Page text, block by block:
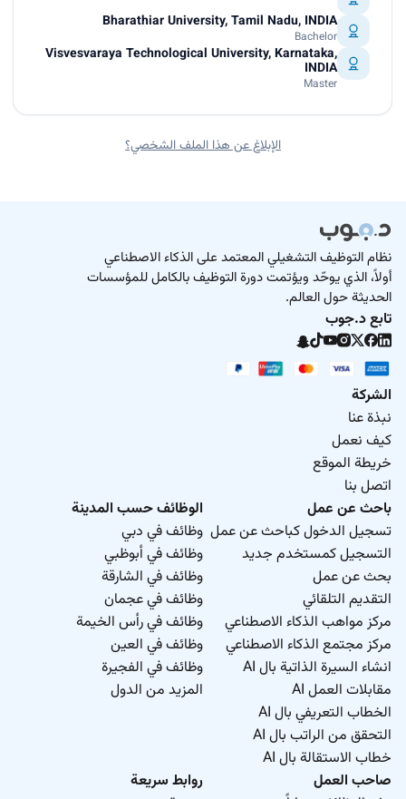
Bharathiar University, Tamil Nadu, INDIA
Bachelor
Visvesvaraya Technological University, Karnataka,
INDIA
Master
الإبلاغ عن هذا الملف الشخصي؟
نظام التوظيف التشغيلي المعتمد على الذكاء الاصطناعي
أولاً، الذي يوحّد ويؤتمت دورة التوظيف بالكامل للمؤسسات
الحديثة حول العالم.
تابع د.جوب
الشركة
نبذة عنا
كيف نعمل
خريطة الموقع
اتصل بنا
باحث عن عمل
تسجيل الدخول كباحث عن عمل
التسجيل كمستخدم جديد
بحث عن عمل
التقديم التلقائي
مركز مواهب الذكاء الاصطناعي
مركز مجتمع الذكاء الاصطناعي
انشاء السيرة الذاتية بال AI
مقابلات العمل AI
الخطاب التعريفي بال AI
التحقق من الراتب بال AI
خطاب الاستقالة بال AI
الوظائف حسب المدينة
وظائف في دبي
وظائف في أبوظبي
وظائف في الشارقة
وظائف في عجمان
وظائف في رأس الخيمة
وظائف في العين
وظائف في الفجيرة
المزيد من الدول
صاحب العمل
روابط سريعة